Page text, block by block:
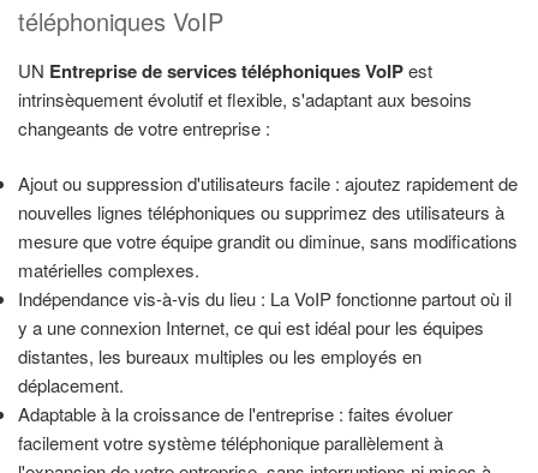
téléphoniques VoIP
UN Entreprise de services téléphoniques VoIPest
intrinsèquement évolutif et flexible, s'adaptant aux besoins
changeants de votre entreprise :
Ajout ou suppression d'utilisateurs facile : ajoutez rapidement de
nouvelles lignes téléphoniques ou supprimez des utilisateurs à
mesure que votre équipe grandit ou diminue, sans modifications
matérielles complexes.
Indépendance vis-à-vis du lieu : La VoIP fonctionne partout où il
y a une connexion Internet, ce qui est idéal pour les équipes
distantes, les bureaux multiples ou les employés en
déplacement.
Adaptable à la croissance de l'entreprise : faites évoluer
facilement votre système téléphonique parallèlement à